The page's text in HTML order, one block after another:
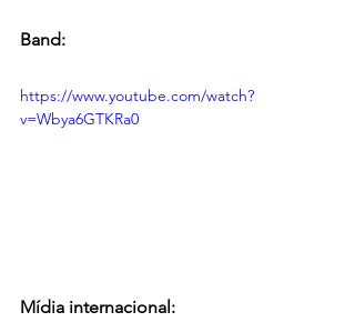
Band:
https://www.youtube.com/watch?
v=Wbya6GTKRa0
Mídia internacional: